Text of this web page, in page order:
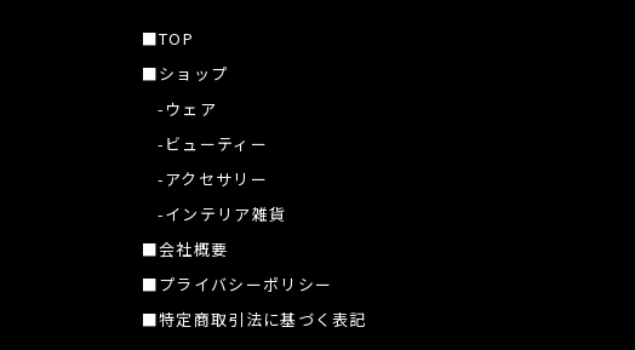
■TOP
■ショップ
-ウェア
-ビューティー
-アクセサリー
-インテリア雑貨
■会社概要
■プライバシーポリシー
■特定商取引法に基づく表記